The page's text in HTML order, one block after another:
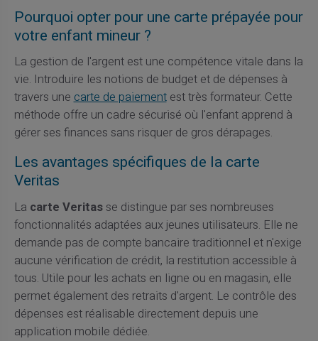
Pourquoi opter pour une carte prépayée pour
votre enfant mineur ?
La gestion de l'argent est une compétence vitale dans la
vie. Introduire les notions de budget et de dépenses à
travers unecarte de paiementest très formateur. Cette
méthode offre un cadre sécurisé où l'enfant apprend à
gérer ses finances sans risquer de gros dérapages.
Les avantages spécifiques de la carte
Veritas
La carte Veritasse distingue par ses nombreuses
fonctionnalités adaptées aux jeunes utilisateurs. Elle ne
demande pas de compte bancaire traditionnel et n'exige
aucune vérification de crédit, la restitution accessible à
tous. Utile pour les achats en ligne ou en magasin, elle
permet également des retraits d'argent. Le contrôle des
dépenses est réalisable directement depuis une
application mobile dédiée.